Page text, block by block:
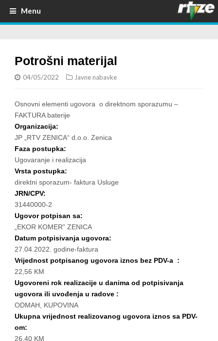
Menu
Potrošni materijal
04/05/2022 Javne nabavke
Osnovni elementi ugovora o direktnom sporazumu –
FAKTURA baterije
Organizacija:
JP „RTV ZENICA“ d.o.o. Zenica
Faza postupka:
Ugovaranje i realizacija
Vrsta postupka:
direktni sporazum- faktura Usluge
JRN/CPV:
31440000-2
Ugovor potpisan sa:
„EKOR KOMER” ZENICA
Datum potpisivanja ugovora:
27.04.2022. godine-faktura
Vrijednost potpisanog ugovora iznos bez PDV-a :
22,56 KM
Ugovoreni rok realizacije u danima od potpisivanja
ugovora ili uvođenja u radove :
ODMAH, KUPOVINA
Ukupna vrijednost realizovanog ugovora iznos sa PDV-
om:
26,40 KM